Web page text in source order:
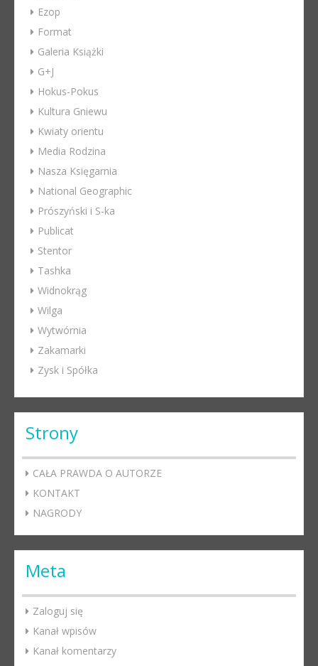
Ezop
Format
Galeria Książki
G+J
Hokus-Pokus
Kultura Gniewu
Kwiaty orientu
Media Rodzina
Nasza Księgarnia
National Geographic
Prószyński i S-ka
Publicat
Stentor
Tashka
Widnokrąg
Wilga
Wytwórnia
Zakamarki
Zysk i Spółka
Strony
CAŁA PRAWDA O AUTORZE
KONTAKT
NAGRODY
Meta
Zaloguj się
Kanał wpisów
Kanał komentarzy